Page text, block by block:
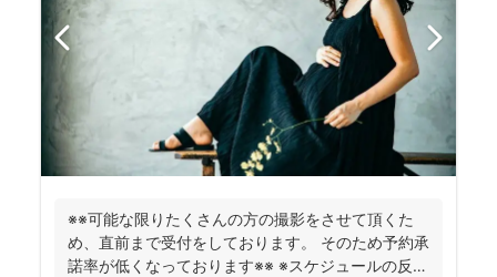
※※可能な限りたくさんの方の撮影をさせて頂くた
め、直前まで受付をしております。 そのため予約承
諾率が低くなっております※※ ※スケジュールの反映